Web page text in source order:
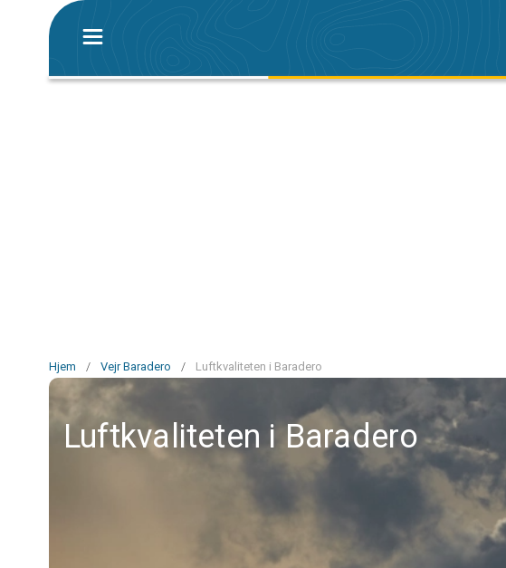
Hjem / Vejr Baradero / Luftkvaliteten i Baradero
Luftkvaliteten i Baradero